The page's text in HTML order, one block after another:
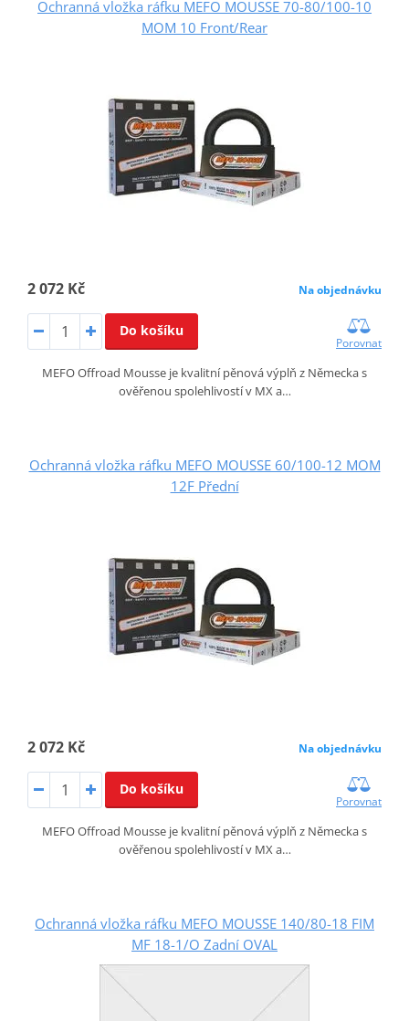
Ochranná vložka ráfku MEFO MOUSSE 70-80/100-10
MOM 10 Front/Rear
2 072 Kč Na objednávku
Do košíku
Porovnat
MEFO Offroad Mousse je kvalitní pěnová výplň z Německa s
ověřenou spolehlivostí v MX a…
Ochranná vložka ráfku MEFO MOUSSE 60/100-12 MOM
12F Přední
2 072 Kč Na objednávku
Do košíku
Porovnat
MEFO Offroad Mousse je kvalitní pěnová výplň z Německa s
ověřenou spolehlivostí v MX a…
Ochranná vložka ráfku MEFO MOUSSE 140/80-18 FIM
MF 18-1/O Zadní OVAL